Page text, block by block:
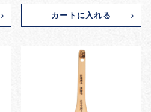
カートに入れる